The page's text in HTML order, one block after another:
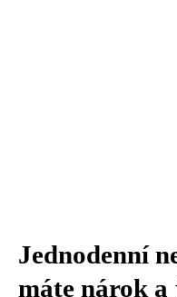
Jednodenní
máte nárok a